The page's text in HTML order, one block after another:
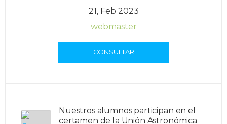
21, Feb 2023
webmaster
CONSULTAR
Nuestros alumnos participan en el
certamen de la Unión Astronómica